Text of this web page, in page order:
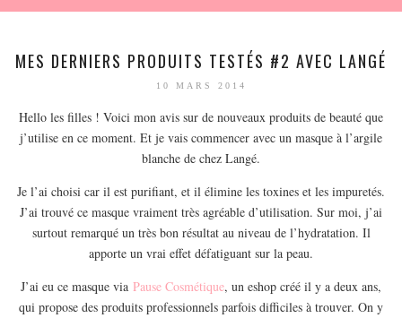
VOYAGES
SEYCHELLES
MEXIQUE
ESPAGNE
GRÈCE
MES DERNIERS PRODUITS TESTÉS #2 AVEC LANGÉ
10 MARS 2014
Hello les filles ! Voici mon avis sur de nouveaux produits de beauté que
j’utilise en ce moment. Et je vais commencer avec un masque à l’argile
blanche de chez Langé.
Je l’ai choisi car il est purifiant, et il élimine les toxines et les impuretés.
J’ai trouvé ce masque vraiment très agréable d’utilisation. Sur moi, j’ai
surtout remarqué un très bon résultat au niveau de l’hydratation. Il
apporte un vrai effet défatiguant sur la peau.
J’ai eu ce masque via Pause Cosmétique, un eshop créé il y a deux ans,
qui propose des produits professionnels parfois difficiles à trouver. On y